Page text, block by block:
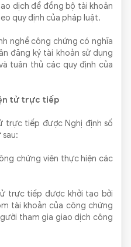
dịch để đồng bộ tài khoản
quy định của pháp luật.
nghề công chứng có nghĩa
đăng ký tài khoản sử dụng
tuân thủ các quy định của
tử trực tiếp
trực tiếp được Nghị định số
chứng viên thực hiện các
trực tiếp được khởi tạo bởi
tài khoản của công chứng
tham gia giao dịch công